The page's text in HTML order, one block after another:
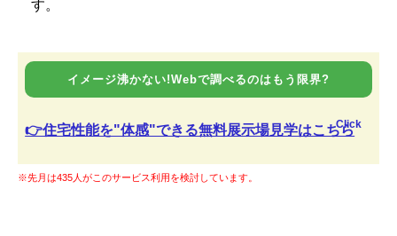
す。
イメージ沸かない!Webで調べるのはもう限界?
👉住宅性能を"体感"できる無料展示場見学はこちら
Click
※先月は435人がこのサービス利用を検討しています。